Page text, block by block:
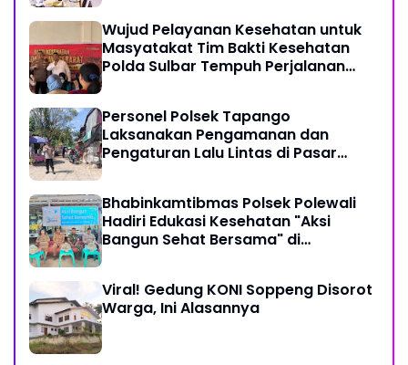
Wujud Pelayanan Kesehatan untuk
Masyatakat Tim Bakti Kesehatan
Polda Sulbar Tempuh Perjalanan
Personel Polsek Tapango
Laksanakan Pengamanan dan
Pengaturan Lalu Lintas di Pasar
Bhabinkamtibmas Polsek Polewali
Hadiri Edukasi Kesehatan "Aksi
Bangun Sehat Bersama" di
Viral! Gedung KONI Soppeng Disorot
Warga, Ini Alasannya